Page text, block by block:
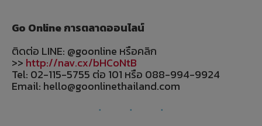
Go Online การตลาดออนไลน์
ติดต่อ LINE: @goonline หรือคลิก
>> http://nav.cx/bHCoNtB
Tel: 02-115-5755 ต่อ 101 หรือ 088-994-9924
Email: hello@goonlinethailand.com